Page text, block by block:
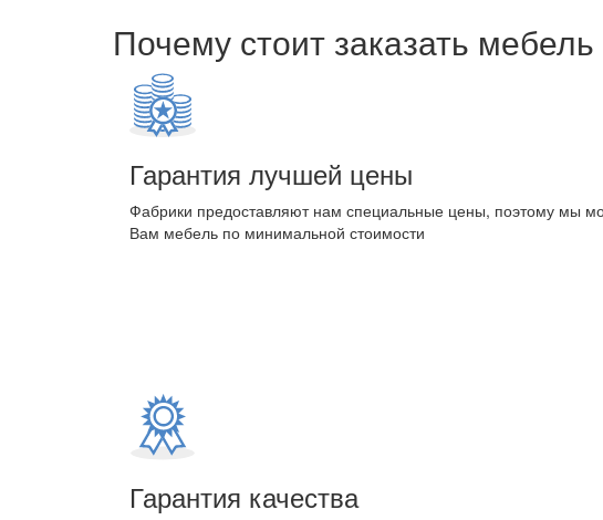
Почему стоит заказать
Гарантия лучшей цены
Фабрики предоставляют нам специальные цены, поэтому мы
Вам мебель по минимальной стоимости
Гарантия качества